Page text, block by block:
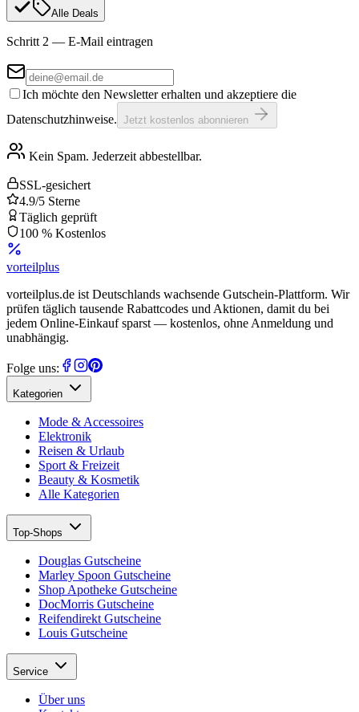
Alle Deals
Schritt 2 — E-Mail eintragen
Ich möchte den Newsletter erhalten und akzeptiere die
Datenschutzhinweise. Jetzt kostenlos abonnieren
Kein Spam. Jederzeit abbestellbar.
SSL-gesichert
4.9/5 Sterne
Täglich geprüft
100 % Kostenlos
vorteilplus
vorteilplus.de ist Deutschlands wachsende Gutschein-Plattform. Wir
prüfen täglich tausende Rabattcodes und Aktionen, damit du bei
jedem Online-Einkauf sparst — kostenlos, ohne Anmeldung und
unabhängig.
Folge uns:
Kategorien
Mode & Accessoires
Elektronik
Reisen & Urlaub
Sport & Freizeit
Beauty & Kosmetik
Alle Kategorien
Top-Shops
Douglas Gutscheine
Marley Spoon Gutscheine
Shop Apotheke Gutscheine
DocMorris Gutscheine
Reifendirekt Gutscheine
Louis Gutscheine
Service
Über uns